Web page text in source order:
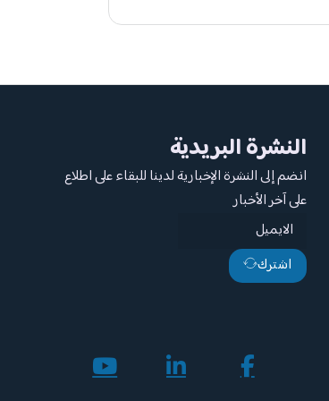
النشرة البريدية
انضم إلى النشرة الإخبارية لدينا للبقاء على اطلاع
على آخر الأخبار
اشترك